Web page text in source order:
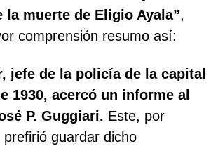
la muerte de Eligio Ayala”,
comprensión resumo así:
jefe de la policía de la capital
1930, acercó un informe al
P. Guggiari. Este, por
guardar dicho